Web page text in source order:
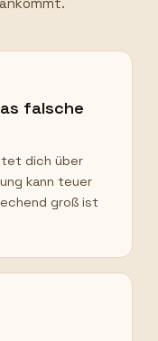
falsche
dich über
kann teuer
groß ist